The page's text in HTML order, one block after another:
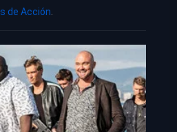
de Acción